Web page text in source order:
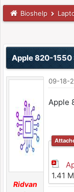
Bioshelp
Apple 820-
Ridvan
09-18-
Apple
1.41